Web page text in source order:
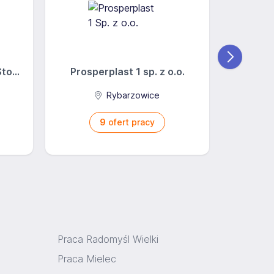
Prosperplast 1 sp. z o.o.
Rybarzowice
9 ofert pracy
Praca Radomyśl Wielki
Praca Mielec